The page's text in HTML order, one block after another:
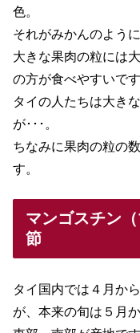
色。
それがみかんのよう
大きな果肉の粒には
の方が食べやすいです
タイの人たちは大き
が･･･。
ちなみに果肉の粒の
す。
マンゴスチン
節
タイ国内では４月か
が、本来の旬は５月か